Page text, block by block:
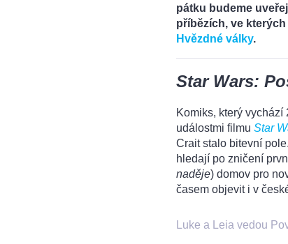
pátku budeme
příbězích, ve
Hvězdné války.
Star Wars:
Komiks, který
událostmi filmu Star
Crait stalo bitevní
hledají po zničení
naděje) domov pro
časem objevit i v
Luke a Leia vedou